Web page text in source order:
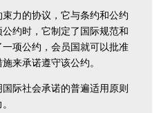
力的协议，它与条约和公约
约时，它制定了国际规范和
项公约，会员国就可以批准
来承诺遵守该公约。
际社会承诺的普遍适用原则